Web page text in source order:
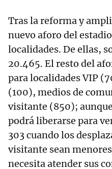
Tras la reforma y
nuevo aforo del
localidades. De ellas,
20.465. El resto del
para localidades VIP
(100), medios de
visitante (850);
podrá liberarse para
303 cuando los
visitante sean
necesita atender sus